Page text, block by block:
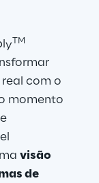
TM
com o
momento
visão
de